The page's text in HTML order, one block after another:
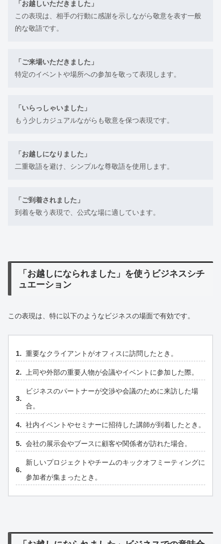
「お越しいただきました」
この表現は、相手の行動に感謝を示しながら敬意を表す一般
的な敬語です。
「ご来場いただきました」
特定のイベントや場所への参加を敬って表現します。
「いらっしゃいました」
もう少しカジュアルながらも敬意を保つ表現です。
「お越しになりました」
二重敬語を避け、シンプルな尊敬語を使用します。
「ご到着されました」
到着を敬う表現で、公式な場に適しています。
「お越しになられました」を使うビジネスシチ
ュエーション
この表現は、特に以下のようなビジネスの場面で有効です。
重要なクライアントがオフィスに訪問したとき。
上司や外部の重要人物が会議やイベントに参加した際。
ビジネスのパートナーが交渉や会議のために来訪した場
合。
社内イベントやセミナーに招待した講師が到着したとき。
会社の展示会やブースに顧客や関係者が訪れた場合。
新しいプロジェクトやチームのキックオフミーティングに
参加者が集まったとき。